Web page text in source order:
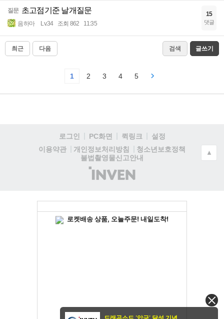
질문 초고점기준 날개질문
음하마 Lv.34 조회 862 11:35
15
댓글
최근 다음 검색 글쓰기
1 2 3 4 5
로그인 PC화면 퀵링크
설정
이용약관
개인정보처리방침
청소년보호정책
불법촬영물신고안내
(주)
인
▲